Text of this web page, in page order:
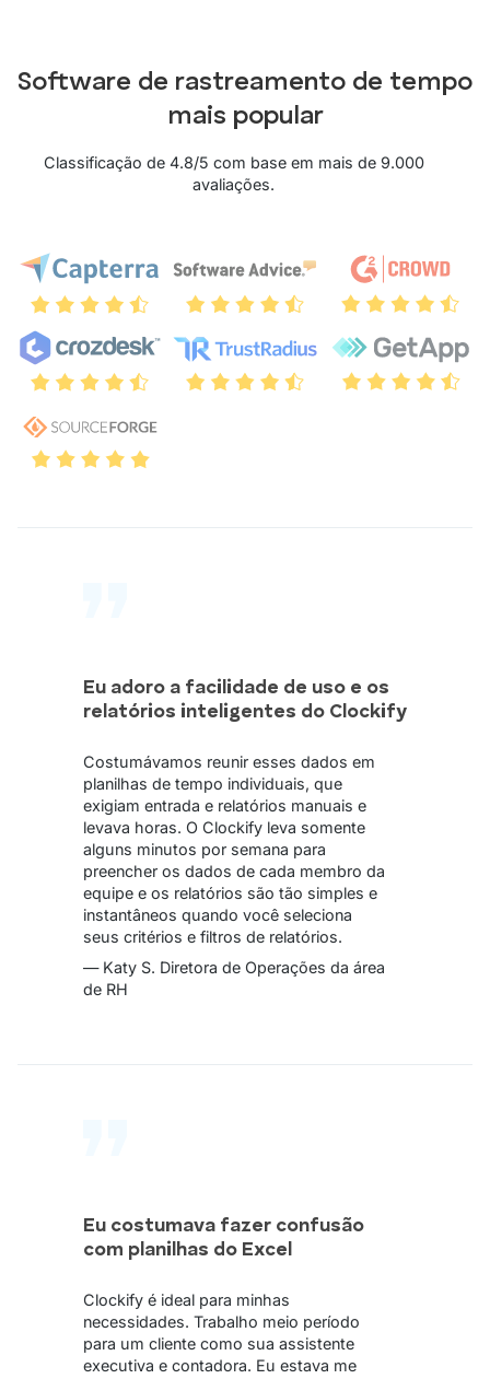
Software de rastreamento de tempo
mais popular
Classificação de 4.8/5 com base em mais de 9.000
avaliações.
Eu adoro a facilidade de uso e os
relatórios inteligentes do Clockify
Costumávamos reunir esses dados em
planilhas de tempo individuais, que
exigiam entrada e relatórios manuais e
levava horas. O Clockify leva somente
alguns minutos por semana para
preencher os dados de cada membro da
equipe e os relatórios são tão simples e
instantâneos quando você seleciona
seus critérios e filtros de relatórios.
— Katy S. Diretora de Operações da área
de RH
Eu costumava fazer confusão
com planilhas do Excel
Clockify é ideal para minhas
necessidades. Trabalho meio período
para um cliente como sua assistente
executiva e contadora. Eu estava me